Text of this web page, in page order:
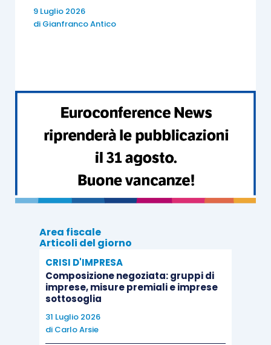
ESEMPIO 1 – ISCRIZIONE IN BILANCIO DELLE
AZIONI PROPRIE
a quanto previsto dagliartt. 2357-ter, comma 3
2424-bis, comma 7, c.c., la società Alfa S.p.A.
rileva in bilancio l’acquisto delle azioni proprie
per azioni proprie in portafoglio” per l’importo di
750.000 euro. La scrittura è la seguente.
Riserv
negati
va per
azioni
proprie
a
9 Luglio 2026
di Gianfranco Antico
Area fiscale
Articoli del giorno
CRISI D'IMPRESA
Composizione negoziata: gruppi di
imprese, misure premiali e imprese
sottosoglia
31 Luglio 2026
di Carlo Arsie